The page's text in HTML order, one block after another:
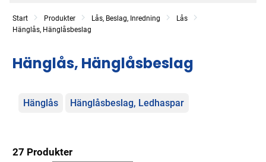
Start Produkter Lås, Beslag, Inredning
Lås
Hänglås, Hänglåsbeslag
Hänglås, Hänglåsbeslag
Kategorier
Hänglås Hänglåsbeslag, Ledhaspar
27 Produkter